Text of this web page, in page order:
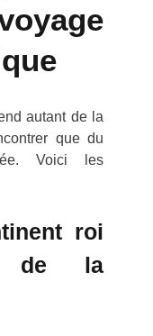
autant de la
que du
Voici les
roi
de la